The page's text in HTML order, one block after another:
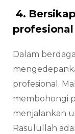
4.
profesional
Dalam
profesional.
membohongi
menjalankan
Rasulullah